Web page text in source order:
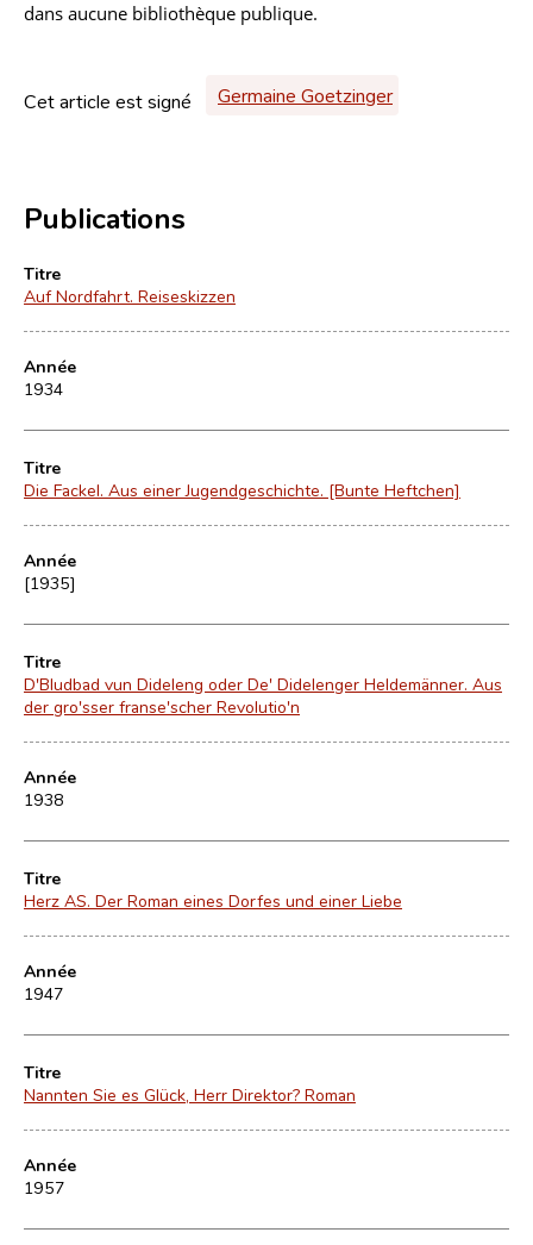
dans aucune bibliothèque publique.
Cet article est signé Germaine Goetzinger
Publications
Titre
Auf Nordfahrt. Reiseskizzen
Année
1934
Titre
Die Fackel. Aus einer Jugendgeschichte. [Bunte Heftchen]
Année
[1935]
Titre
D'Bludbad vun Dideleng oder De' Didelenger Heldemänner. Aus
der gro'sser franse'scher Revolutio'n
Année
1938
Titre
Herz AS. Der Roman eines Dorfes und einer Liebe
Année
1947
Titre
Nannten Sie es Glück, Herr Direktor? Roman
Année
1957